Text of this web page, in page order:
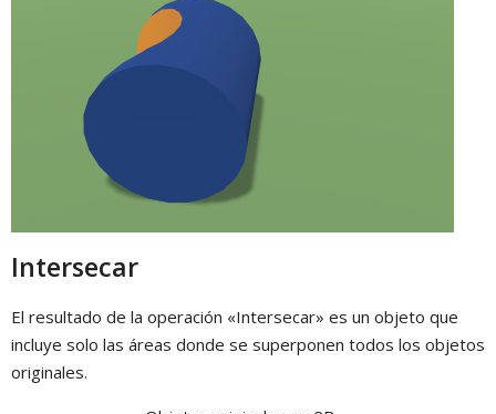
Intersecar
El resultado de la operación «Intersecar» es un objeto que
incluye solo las áreas donde se superponen todos los objetos
originales.